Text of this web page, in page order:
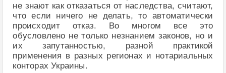
не знают как отказаться от наследства, считают,
что если ничего не делать, то автоматически
происходит отказ. Во многом все это
обусловлено не только незнанием законов, но и
их запутанностью, разной практикой
применения в разных регионах и нотариальных
конторах Украины.